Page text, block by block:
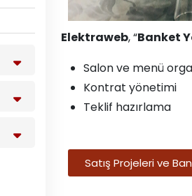
Elektraweb, “Banket
Salon ve menü
Kontrat yönetimi
Teklif hazırlama
Satış Projeleri ve